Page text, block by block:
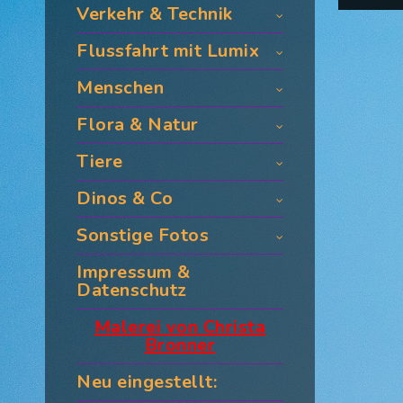
Verkehr & Technik
Flussfahrt mit Lumix
Menschen
Flora & Natur
Tiere
Dinos & Co
Sonstige Fotos
Impressum &
Datenschutz
Malerei von Christa
Bronner
Neu eingestellt: